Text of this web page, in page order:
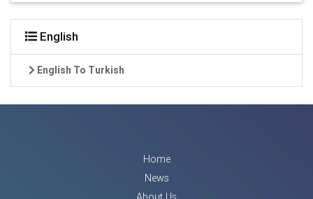
English
English To Turkish
Home
News